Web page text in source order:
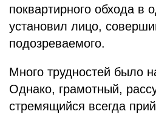
поквартирного обхода
установил лицо,
подозреваемого.
Много трудностей было
Однако, грамотный,
стремящийся всегда